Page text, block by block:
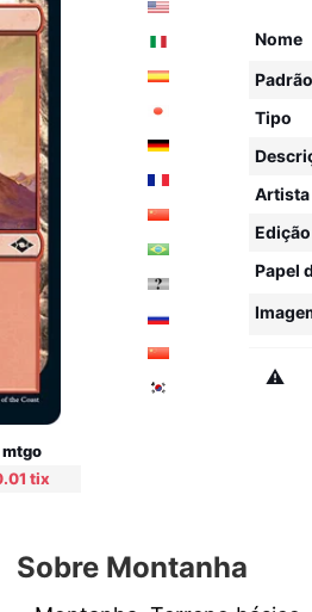
mtgo
tix
Nome
Padrão
Tipo
Artista
Edição
Papel
⚠️
Sobre Montanha